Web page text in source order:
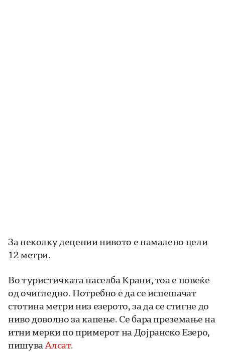
За неколку децении нивото е намалено цели
12 метри.
Во туристичката населба Крани, тоа е повеќе
од очигледно. Потребно е да се испешачат
стотина метри низ езерото, за да се стигне до
ниво доволно за капење. Се бара преземање на
итни мерки по примерот на Дојранско Езеро,
пишуваАлсат.